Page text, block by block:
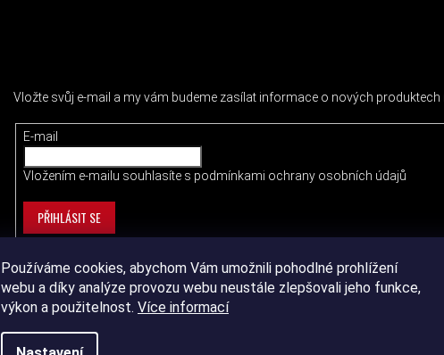
Používáme cookies, abychom Vám umožnili pohodlné prohlížení
webu a díky analýze provozu webu neustále zlepšovali jeho funkce,
výkon a použitelnost. Více informací
Vložte svůj e-mail a my vám budeme zasílat informace o nových produktech
E-mail
Vložením e-mailu souhlasíte s podmínkami ochrany osobních údajů
PŘIHLÁSIT SE